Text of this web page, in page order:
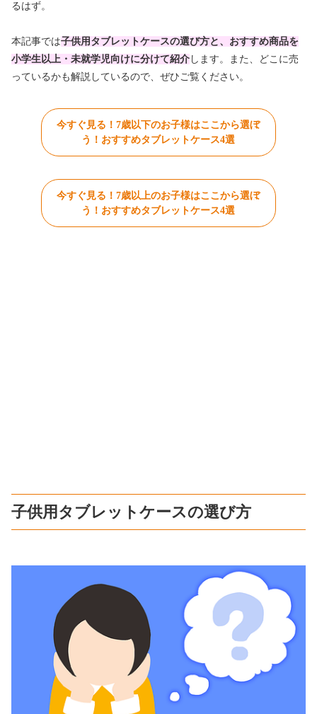
るはず。
本記事では子供用タブレットケースの選び方と、おすすめ商品を
小学生以上・未就学児向けに分けて紹介 します。また、どこに売
っているかも解説しているので、ぜひご覧ください。
今すぐ見る！7歳以下のお子様はここから選ぼ
う！おすすめタブレットケース4選
今すぐ見る！7歳以上のお子様はここから選ぼ
う！おすすめタブレットケース4選
子供用タブレットケースの選び方